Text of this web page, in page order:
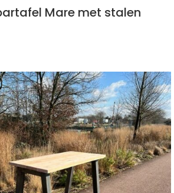
Gratis afhalenMare met stalen